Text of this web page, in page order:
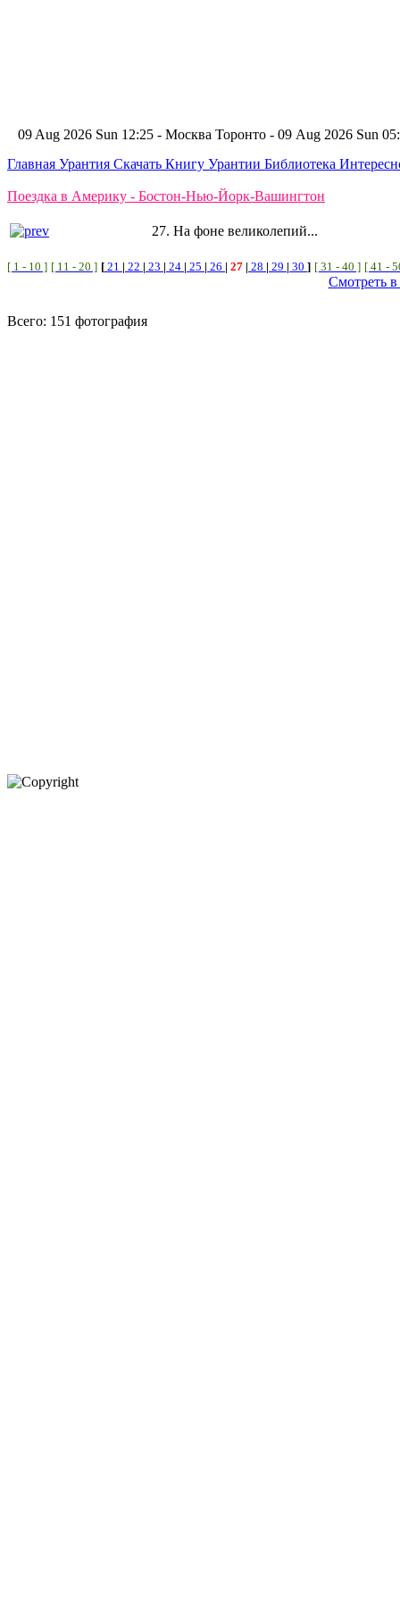
09 Aug 2026 Sun 12:25 - Москва Торонто - 09 Aug 2026 Sun
Главная Урантия Скачать Книгу Урантии Библиотека
Поездка в Америку - Бостон-Нью-Йорк-Вашингтон
27. На фоне великолепий...
[ 1 - 10 ] [ 11 - 20 ] [ 21 | 22 | 23 | 24 | 25 | 26 | 27 | 28 | 29 | 30 ] [ 31 - 40 ] [ 41 -
Смотреть
Всего: 151 фотография